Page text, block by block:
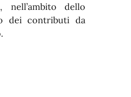
nell’ambito dello
dei contributi da